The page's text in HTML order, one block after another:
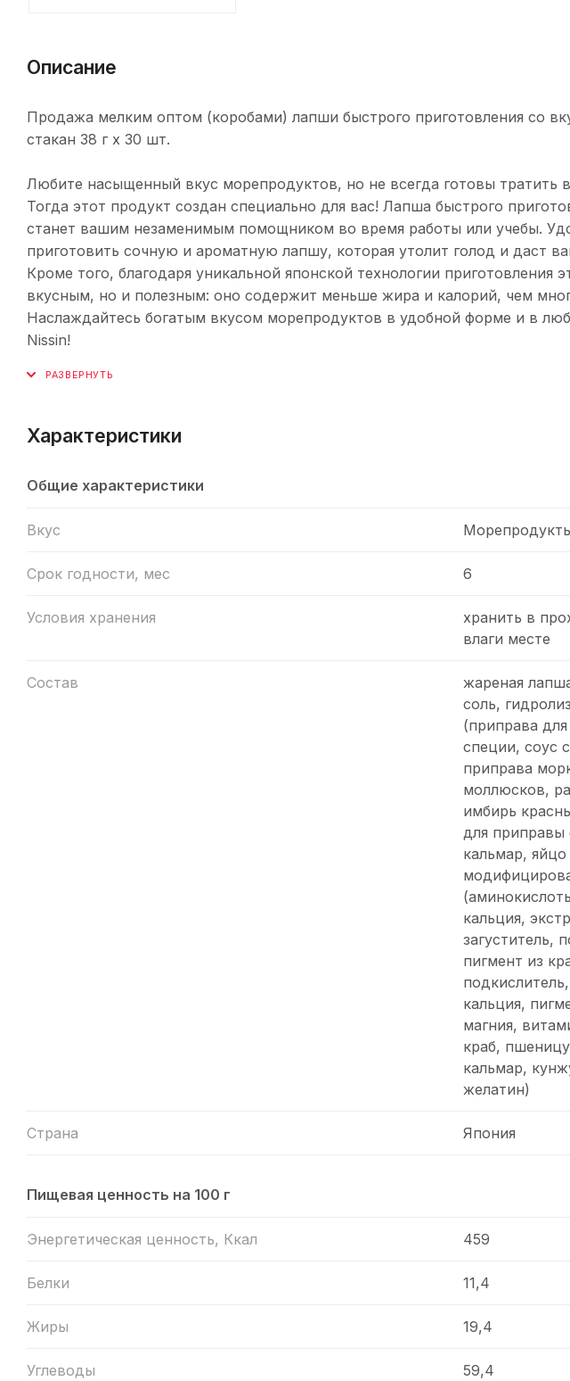
Описание
Продажа мелким оптом (коробами) лапши быстрого приготовления со
стакан 38 г х 30 шт.
Любите насыщенный вкус морепродуктов, но не всегда готовы тратить
Тогда этот продукт создан специально для вас! Лапша быстрого
станет вашим незаменимым помощником во время работы или учебы.
приготовить сочную и ароматную лапшу, которая утолит голод и даст
Кроме того, благодаря уникальной японской технологии приготовления
вкусным, но и полезным: оно содержит меньше жира и калорий, чем
Наслаждайтесь богатым вкусом морепродуктов в удобной форме и в
Nissin!
Характеристики
Общие характеристики
Вкус
Срок годности, мес 6
Условия хранения
хранить в
влаги месте
Состав
жареная
соль,
(приправа
специи, соус
приправа
моллюсков,
имбирь
для приправы
кальмар,
кальция,
загуститель,
пигмент из
кальция,
магния,
краб,
кальмар,
желатин)
Страна Япония
Пищевая ценность на 100 г
Энергетическая ценность, Ккал 459
Белки 11,4
Жиры 19,4
Углеводы 59,4